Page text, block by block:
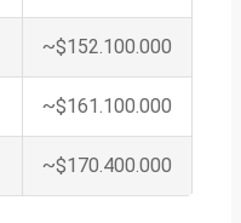
~$152.100.000
~$161.100.000
~$170.400.000